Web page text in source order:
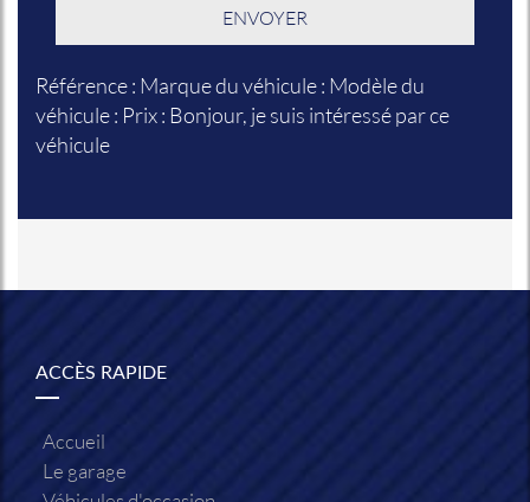
Référence : Marque du véhicule : Modèle du
véhicule : Prix : Bonjour, je suis intéressé par ce
véhicule
ACCÈS RAPIDE
Accueil
Le garage